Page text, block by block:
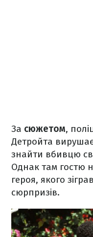
За сюжетом,
Детройта
знайти вбивцю
Однак там гостю
героя, якого
сюрпризів.